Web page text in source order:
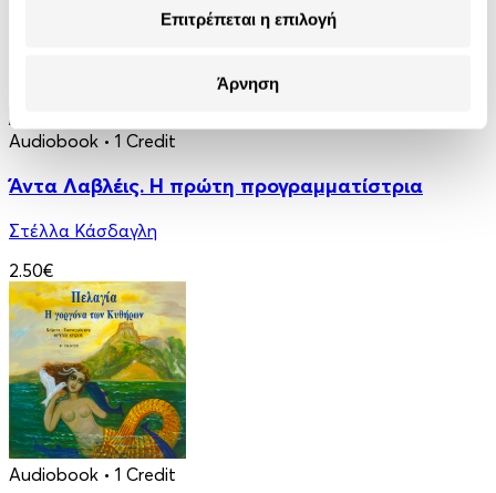
Επιτρέπεται η επιλογή
Άρνηση
Audiobook • 1 Credit
Άντα Λαβλέις. Η πρώτη προγραμματίστρια
Στέλλα Κάσδαγλη
2.50€
Audiobook • 1 Credit